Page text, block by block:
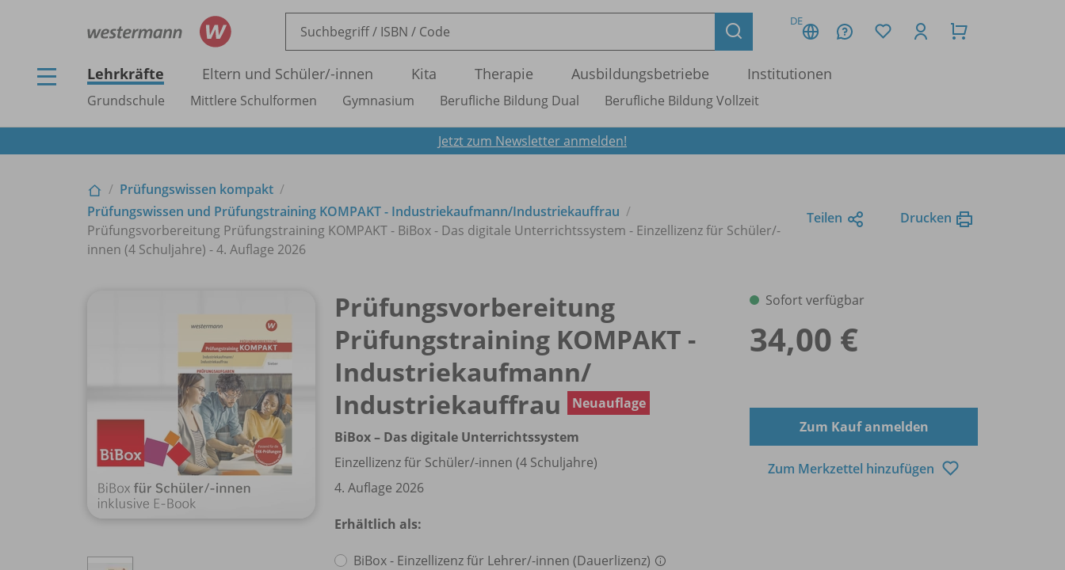
DE
Lehrkräfte Eltern und Schüler/-innen Kita Therapie Ausbildungsbetriebe Institutionen
Grundschule Mittlere Schulformen Gymnasium Berufliche Bildung Dual Berufliche Bildung Vollzeit
Jetzt zum Newsletter anmelden!
Prüfungswissen kompakt
Prüfungswissen und Prüfungstraining KOMPAKT - Industriekaufmann/Industriekauffrau
Prüfungsvorbereitung Prüfungstraining KOMPAKT - BiBox - Das digitale Unterrichtssystem - Einzellizenz für Schüler/-
innen (4 Schuljahre) - 4. Auflage 2026
Teilen Drucken
Prüfungsvorbereitung
Prüfungstraining KOMPAKT -
Industriekaufmann/
Industriekauffrau
Neuauflage
BiBox – Das digitale Unterrichtssystem
Einzellizenz für Schüler/-innen (4 Schuljahre)
4. Auflage 2026
Erhältlich als:
BiBox - Einzellizenz für Lehrer/-innen (Dauerlizenz)
Sofort verfügbar
34,00 €
Zum Kauf anmelden
Zum Merkzettel hinzufügen